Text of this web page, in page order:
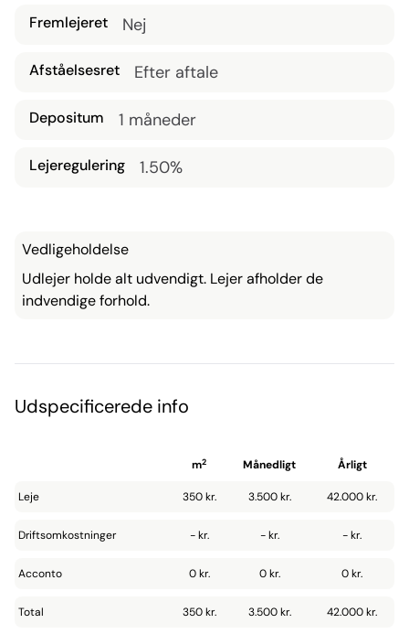
Fremlejeret Nej
Afståelsesret Efter aftale
Depositum 1 måneder
Lejeregulering 1.50%
Vedligeholdelse
Udlejer holde alt udvendigt. Lejer afholder de
indvendige forhold.
Udspecificerede info
m2 Månedligt Årligt
Leje 350 kr. 3.500 kr. 42.000 kr.
Driftsomkostninger - kr. - kr. - kr.
Acconto 0 kr. 0 kr. 0 kr.
Total 350 kr. 3.500 kr. 42.000 kr.